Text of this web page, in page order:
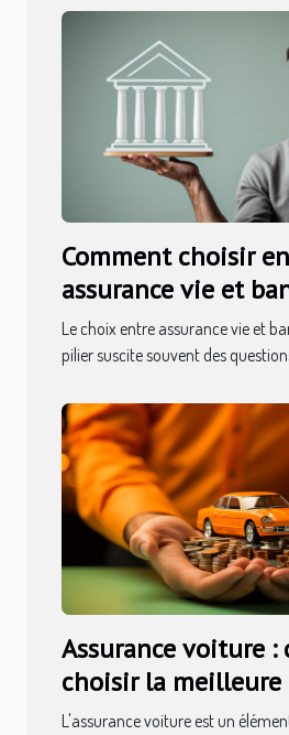
Comment choisir
assurance vie et
votre 3ème pilier ?
Le choix entre assurance vie et
pilier suscite souvent des
Assurance voiture :
choisir la meilleure
L'assurance voiture est un